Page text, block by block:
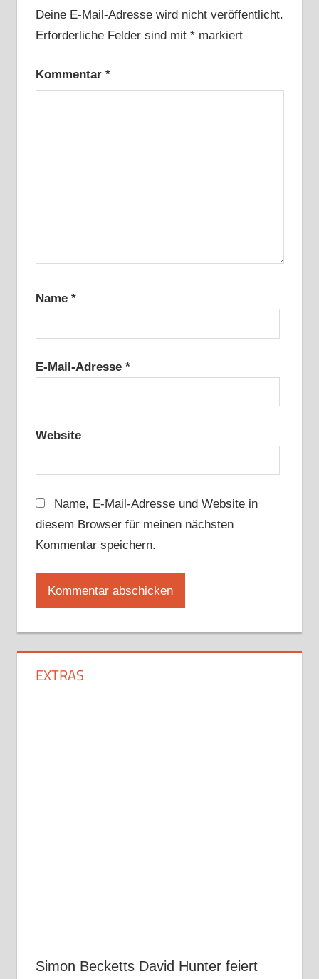
Deine E-Mail-Adresse wird nicht veröffentlicht.
Erforderliche Felder sind mit *markiert
Kommentar *
Name *
E-Mail-Adresse *
Website
Name, E-Mail-Adresse und Website in
diesem Browser für meinen nächsten
Kommentar speichern.
EXTRAS
Simon Becketts David Hunter feiert